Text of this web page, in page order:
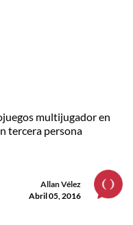
multijugador en
tercera persona
Allan Vélez
Abril 05, 2016